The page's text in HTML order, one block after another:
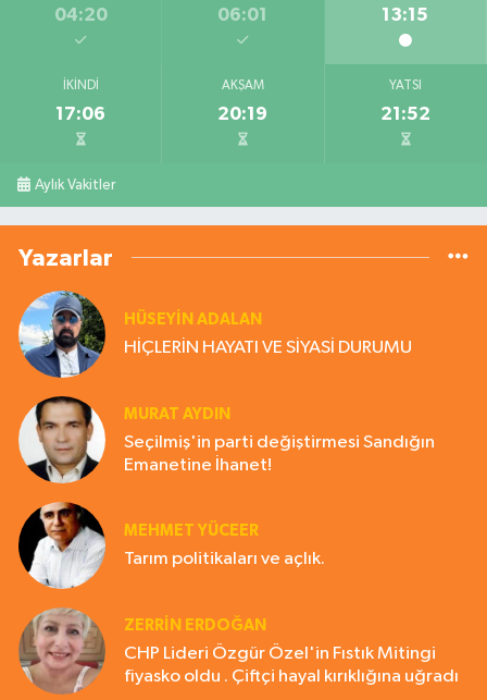
04:20 06:01 13:15
İKINDI
17:06
AKŞAM
20:19
YATSI
21:52
Aylık Vakitler
Yazarlar
HÜSEYIN ADALAN
HİÇLERİN HAYATI VE SİYASİ DURUMU
MURAT AYDIN
Seçilmiş'in parti değiştirmesi Sandığın
Emanetine İhanet!
MEHMET YÜCEER
Tarım politikaları ve açlık.
ZERRIN ERDOĞAN
CHP Lideri Özgür Özel'in Fıstık Mitingi
fiyasko oldu . Çiftçi hayal kırıklığına uğradı